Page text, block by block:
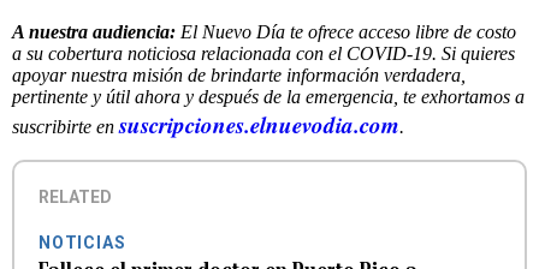
A nuestra audiencia: El Nuevo Día te ofrece acceso libre de costo
a su cobertura noticiosa relacionada con el COVID-19. Si quieres
apoyar nuestra misión de brindarte información verdadera,
pertinente y útil ahora y después de la emergencia, te exhortamos a
suscribirte ensuscripciones.elnuevodia.com.
RELATED
NOTICIAS